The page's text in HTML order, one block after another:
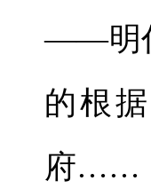
——明
的根
府……